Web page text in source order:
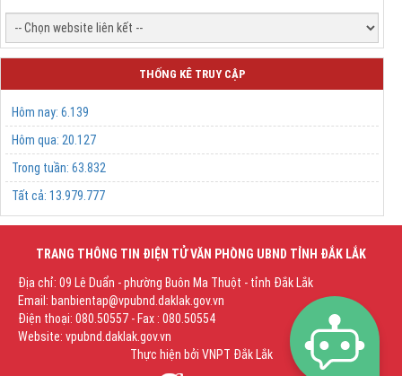
THỐNG KÊ TRUY CẬP
Hôm nay: 6.139
Hôm qua: 20.127
Trong tuần: 63.832
Tất cả: 13.979.777
TRANG THÔNG TIN ĐIỆN TỬ VĂN PHÒNG UBND TỈNH ĐẮK LẮK
Địa chỉ: 09 Lê Duẩn - phường Buôn Ma Thuột - tỉnh Đắk Lắk
Email: banbientap@vpubnd.daklak.gov.vn
Điện thoại: 080.50557 - Fax : 080.50554
Website: vpubnd.daklak.gov.vn
Thực hiện bởi VNPT Đắk Lắk